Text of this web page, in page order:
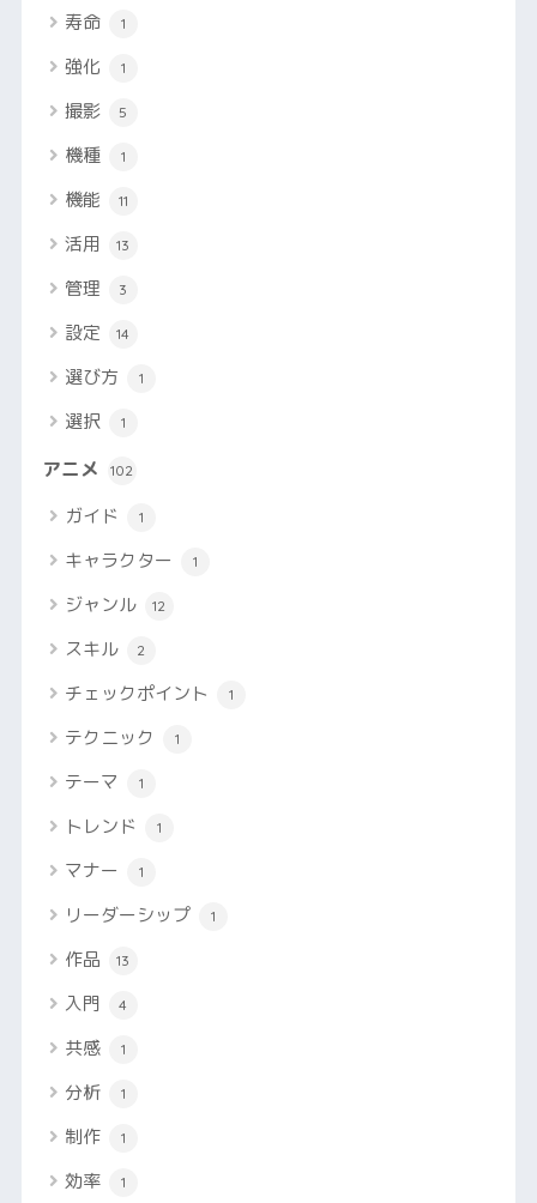
寿命 1
強化 1
撮影 5
機種 1
機能 11
活用 13
管理 3
設定 14
選び方 1
選択 1
アニメ 102
ガイド 1
キャラクター 1
ジャンル 12
スキル 2
チェックポイント 1
テクニック 1
テーマ 1
トレンド 1
マナー 1
リーダーシップ 1
作品 13
入門 4
共感 1
分析 1
制作 1
効率 1